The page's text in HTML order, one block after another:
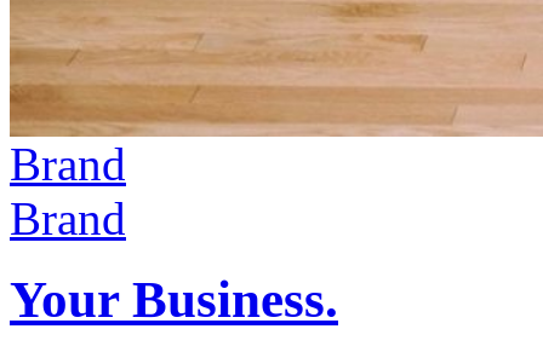
Brand
Brand
Your Business.